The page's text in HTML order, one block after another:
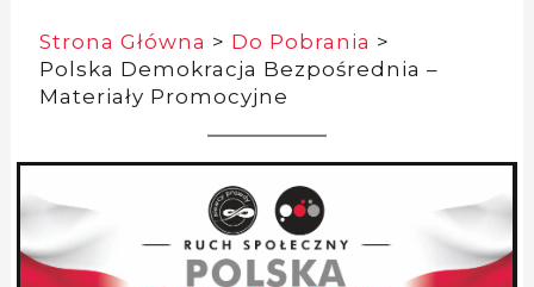
Strona Główna
Do Pobrania
Polska Demokracja Bezpośrednia –
Materiały Promocyjne